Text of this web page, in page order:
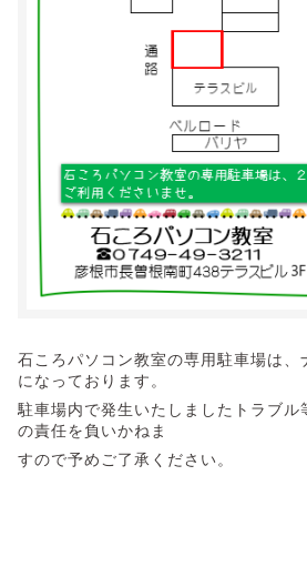
石ころパソコン教室の専用駐車場は、
になっております。
駐車場内で発生いたしましたトラブル
の責任を負いかねま
すので予めご了承ください。